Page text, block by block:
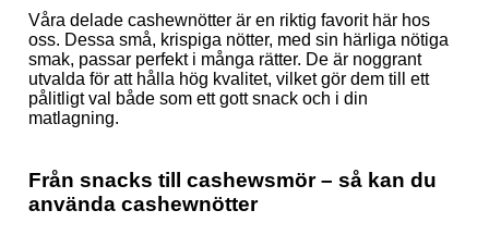
Våra delade cashewnötter är en riktig favorit här hos
oss. Dessa små, krispiga nötter, med sin härliga nötiga
smak, passar perfekt i många rätter. De är noggrant
utvalda för att hålla hög kvalitet, vilket gör dem till ett
pålitligt val både som ett gott snack och i din
matlagning.
Från snacks till cashewsmör – så kan du
använda cashewnötter